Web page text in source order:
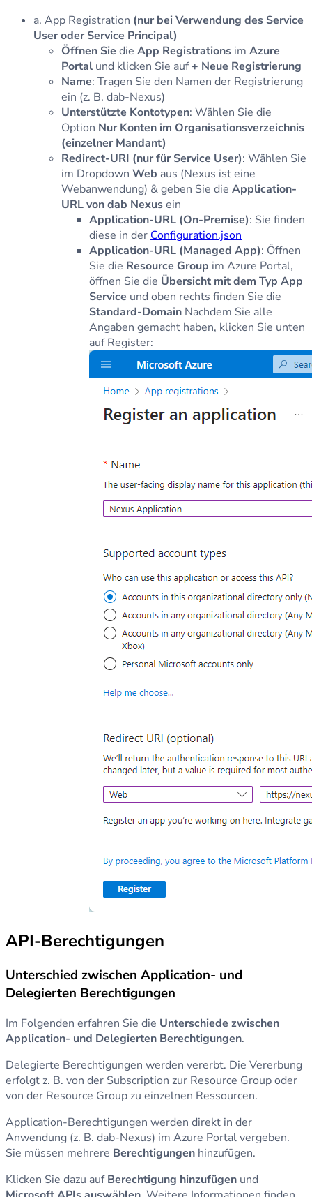
a. App Registration (nur bei Verwendung des Service
User oder Service Principal)
Öffnen Sie die App Registrations im Azure
Portal und klicken Sie auf+ Neue Registrierung
Name: Tragen Sie den Namen der Registrierung
ein (z. B. dab-Nexus)
Unterstützte Kontotypen: Wählen Sie die
Option Nur Konten im Organisationsverzeichnis
(einzelner Mandant)
Redirect-URI (nur für Service User): Wählen Sie
im Dropdown Web aus (Nexus ist eine
Webanwendung) & geben Sie die Application-
URL von dab Nexusein
Application-URL (On-Premise): Sie finden
diese in derConfiguration.json
Application-URL (Managed App): Öffnen
Sie die Resource Group im Azure Portal,
öffnen Sie die Übersicht mit dem Typ App
Service und oben rechts finden Sie die
Standard-Domain Nachdem Sie alle
Angaben gemacht haben, klicken Sie unten
auf Register:
API-Berechtigungen
Unterschied zwischen Application- und
Delegierten Berechtigungen
Im Folgenden erfahren Sie die Unterschiede zwischen
Application- und Delegierten Berechtigungen.
Delegierte Berechtigungen werden vererbt. Die Vererbung
erfolgt z. B. von der Subscription zur Resource Group oder
von der Resource Group zu einzelnen Ressourcen.
Application-Berechtigungen werden direkt in der
Anwendung (z. B. dab-Nexus) im Azure Portal vergeben.
Sie müssen mehrere Berechtigungen hinzufügen.
Klicken Sie dazu aufBerechtigung hinzufügen und